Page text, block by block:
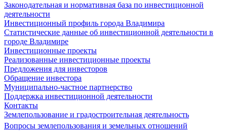
Законодательная и нормативная база по инвестиционной
деятельности
Инвестиционный профиль города Владимира
Статистические данные об инвестиционной деятельности в
городе Владимире
Инвестиционные проекты
Реализованные инвестиционные проекты
Предложения для инвесторов
Обращение инвестора
Муниципально-частное партнерство
Поддержка инвестиционной деятельности
Контакты
Землепользование и градостроительная деятельность
Вопросы землепользования и земельных отношений